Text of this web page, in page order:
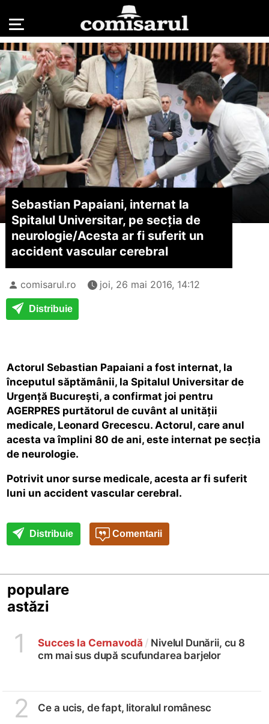
Sebastian Papaiani, internat la
Spitalul Universitar, pe secția de
neurologie/Acesta ar fi suferit un
accident vascular cerebral
comisarul.ro joi, 26 mai 2016, 14:12
Distribuie
Actorul Sebastian Papaiani a fost internat, la
începutul săptămânii, la Spitalul Universitar de
Urgență București, a confirmat joi pentru
AGERPRES purtătorul de cuvânt al unității
medicale, Leonard Grecescu. Actorul, care anul
acesta va împlini 80 de ani, este internat pe secția
de neurologie.
Potrivit unor surse medicale, acesta ar fi suferit
luni un accident vascular cerebral.
Distribuie Comentarii
populare
astăzi
1 Succes la Cernavodă / Nivelul Dunării, cu 8
cm mai sus după scufundarea barjelor
2 Ce a ucis, de fapt, litoralul românesc